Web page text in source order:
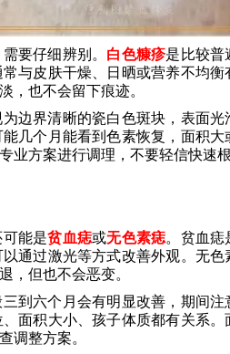
要仔细辨别。 白色糠疹是比较普
与皮肤干燥、日晒或营养不均衡
，也不会留下痕迹。
边界清晰的瓷白色斑块，表面光
几个月能看到色素恢复，面积
业方案进行调理，不要轻信快速
可能是贫血痣或无色素痣。贫血痣
通过激光等方式改善外观。无
，但也不会恶变。
到六个月会有明显改善，期间注
面积大小、孩子体质都有关系
调整方案。